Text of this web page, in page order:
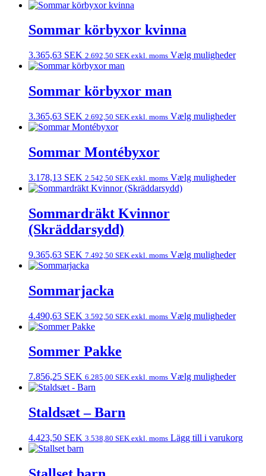
Sommar körbyxor kvinna
3.365,63 SEK 2.692,50 SEK exkl. moms Vælg muligheder
Sommar körbyxor man
3.365,63 SEK 2.692,50 SEK exkl. moms Vælg muligheder
Sommar Montébyxor
3.178,13 SEK 2.542,50 SEK exkl. moms Vælg muligheder
Sommardräkt Kvinnor
(Skräddarsydd)
9.365,63 SEK 7.492,50 SEK exkl. moms Vælg muligheder
Sommarjacka
4.490,63 SEK 3.592,50 SEK exkl. moms Vælg muligheder
Sommer Pakke
7.856,25 SEK 6.285,00 SEK exkl. moms Vælg muligheder
Staldsæt – Barn
4.423,50 SEK 3.538,80 SEK exkl. moms Lägg till i varukorg